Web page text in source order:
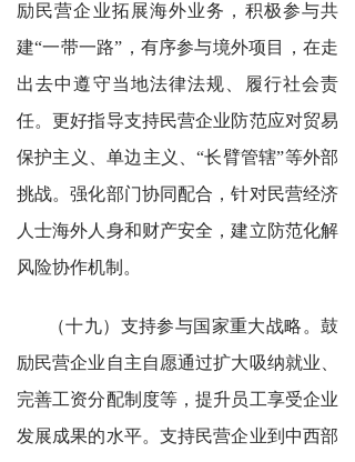
励民营企业拓展海外业务，积极参与共
建“一带一路”，有序参与境外项目，在走
出去中遵守当地法律法规、履行社会责
任。更好指导支持民营企业防范应对贸易
保护主义、单边主义、“长臂管辖”等外部
挑战。强化部门协同配合，针对民营经济
人士海外人身和财产安全，建立防范化解
风险协作机制。
（十九）支持参与国家重大战略。鼓
励民营企业自主自愿通过扩大吸纳就业、
完善工资分配制度等，提升员工享受企业
发展成果的水平。支持民营企业到中西部